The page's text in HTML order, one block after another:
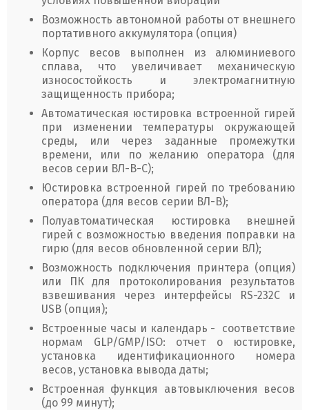
Возможность автономной работы от внешнего
портативного аккумулятора (опция)
Корпус весов выполнен из алюминиевого
сплава, что увеличивает механическую
износостойкость и электромагнитную
защищенность прибора;
Автоматическая юстировка встроенной гирей
при изменении температуры окружающей
среды, или через заданные промежутки
времени, или по желанию оператора (для
весов серии ВЛ-В-С);
Юстировка встроенной гирей по требованию
оператора (для весов серии ВЛ-В);
Полуавтоматическая юстировка внешней
гирей с возможностью введения поправки на
гирю (для весов обновленной серии ВЛ);
Возможность подключения принтера (опция)
или ПК для протоколирования результатов
взвешивания через интерфейсы RS-232C и
USB (опция);
Встроенные часы и календарь - соответствие
нормам GLP/GMP/ISO: отчет о юстировке,
установка идентификационного номера
весов, установка вывода даты;
Встроенная функция автовыключения весов
(до 99 минут);